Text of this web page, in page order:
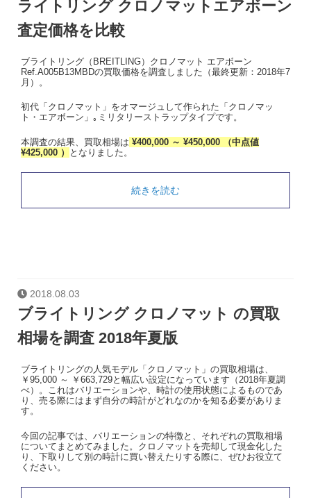
ライトリング クロノマットエアボーン
査定価格を比較
ブライトリング（BREITLING）クロノマット エアボーン
Ref.A005B13MBDの買取価格を調査しました（最終更新：2018年7
月）。
初代「クロノマット」をオマージュして作られた「クロノマッ
ト・エアボーン」｡ミリタリーストラップタイプです。
本調査の結果、買取相場は ¥400,000 ～ ¥450,000 （中点値
¥425,000 ）
となりました。
続きを読む
2018.08.03
ブライトリング クロノマット の買取
相場を調査 2018年夏版
ブライトリングの人気モデル「クロノマット」の買取相場は、
￥95,000 ～ ￥663,729と幅広い設定になっています（2018年夏調
べ）。これはバリエーションや、時計の使用状態によるものであ
り、売る際にはまず自分の時計がどれなのかを知る必要がありま
す。
今回の記事では、バリエーションの特徴と、それぞれの買取相場
についてまとめてみました。クロノマットを売却して現金化した
り、下取りして別の時計に買い替えたりする際に、ぜひお役立て
ください。